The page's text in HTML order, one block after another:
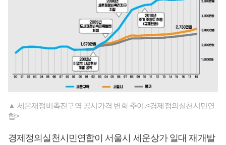
▲ 세운재정비촉진구역 공시가격 변화 추이.<경제정의실천시민연
합>
경제정의실천시민연합이 서울시 세운상가 일대 재개발